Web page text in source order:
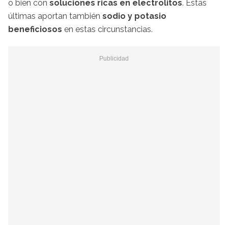
o bien con soluciones ricas en electrolitos. Estas
últimas aportan también sodio y potasio
beneficiosos en estas circunstancias.